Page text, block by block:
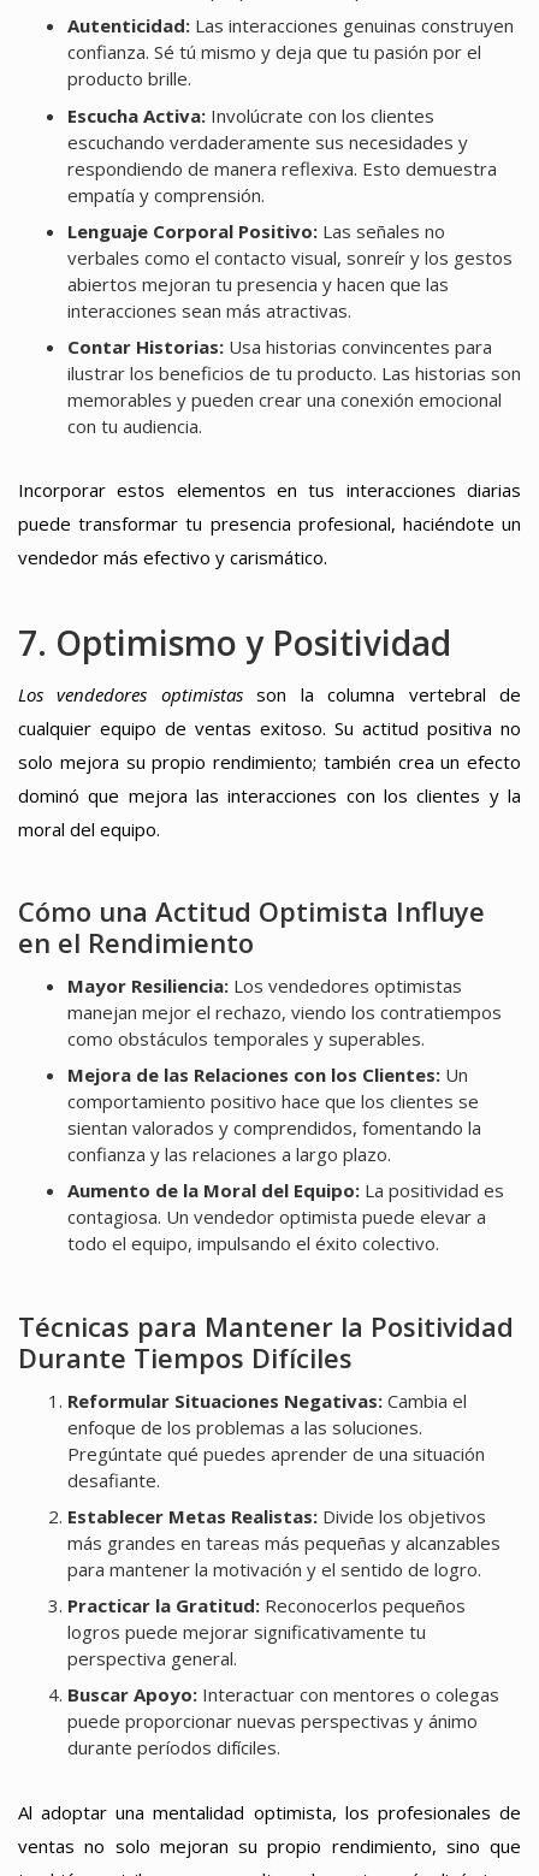
Autenticidad:Las interacciones genuinas construyen
confianza. Sé tú mismo y deja que tu pasión por el
producto brille.
Escucha Activa:Involúcrate con los clientes
escuchando verdaderamente sus necesidades y
respondiendo de manera reflexiva. Esto demuestra
empatía y comprensión.
Lenguaje Corporal Positivo:Las señales no
verbales como el contacto visual, sonreír y los gestos
abiertos mejoran tu presencia y hacen que las
interacciones sean más atractivas.
Contar Historias:Usa historias convincentes para
ilustrar los beneficios de tu producto. Las historias son
memorables y pueden crear una conexión emocional
con tu audiencia.
Incorporar estos elementos en tus interacciones diarias
puede transformar tu presencia profesional, haciéndote un
vendedor más efectivo y carismático.
7. Optimismo y Positividad
Los vendedores optimistasson la columna vertebral de
cualquier equipo de ventas exitoso. Su actitud positiva no
solo mejora su propio rendimiento; también crea un efecto
dominó que mejora las interacciones con los clientes y la
moral del equipo.
Cómo una Actitud Optimista Influye
en el Rendimiento
Mayor Resiliencia:Los vendedores optimistas
manejan mejor el rechazo, viendo los contratiempos
como obstáculos temporales y superables.
Mejora de las Relaciones con los Clientes:Un
comportamiento positivo hace que los clientes se
sientan valorados y comprendidos, fomentando la
confianza y las relaciones a largo plazo.
Aumento de la Moral del Equipo:La positividad es
contagiosa. Un vendedor optimista puede elevar a
todo el equipo, impulsando el éxito colectivo.
Técnicas para Mantener la Positividad
Durante Tiempos Difíciles
Reformular Situaciones Negativas:Cambia el
enfoque de los problemas a las soluciones.
Pregúntate qué puedes aprender de una situación
desafiante.
Establecer Metas Realistas:Divide los objetivos
más grandes en tareas más pequeñas y alcanzables
para mantener la motivación y el sentido de logro.
Practicar la Gratitud:Reconocerlos pequeños
logros puede mejorar significativamente tu
perspectiva general.
Buscar Apoyo:Interactuar con mentores o colegas
puede proporcionar nuevas perspectivas y ánimo
durante períodos difíciles.
Al adoptar una mentalidad optimista, los profesionales de
ventas no solo mejoran su propio rendimiento, sino que